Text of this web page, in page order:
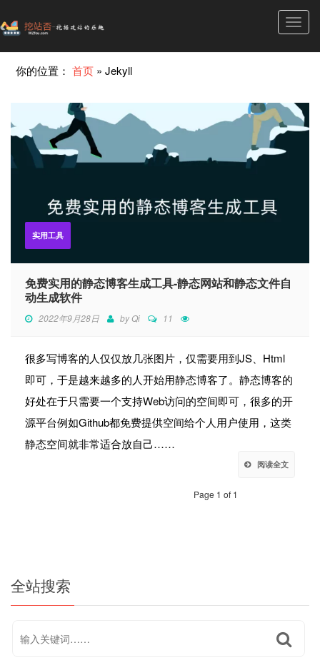
你的位置：首页 »Jekyll
实用工具
免费实用的静态博客生成工具-静态网站和静态文件自
动生成软件
2022年9月28日 byQi 11
很多写博客的人仅仅放几张图片，仅需要用到JS、Html
即可，于是越来越多的人开始用静态博客了。静态博客的
好处在于只需要一个支持Web访问的空间即可，很多的开
源平台例如Github都免费提供空间给个人用户使用，这类
静态空间就非常适合放自己……
阅读全文
Page 1 of 1
全站搜索